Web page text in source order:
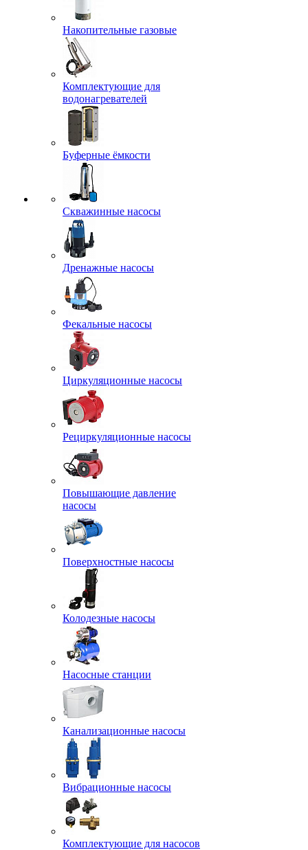
Накопительные газовые
Комплектующие для
водонагревателей
Буферные ёмкости
Скважинные насосы
Дренажные насосы
Фекальные насосы
Циркуляционные насосы
Рециркуляционные насосы
Повышающие давление
насосы
Поверхностные насосы
Колодезные насосы
Насосные станции
Канализационные насосы
Вибрационные насосы
Комплектующие для насосов